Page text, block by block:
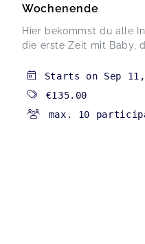
Wochenende
Hier bekommst du alle
die erste Zeit mit Baby,
Starts on Sep 11
€135.00
max. 10